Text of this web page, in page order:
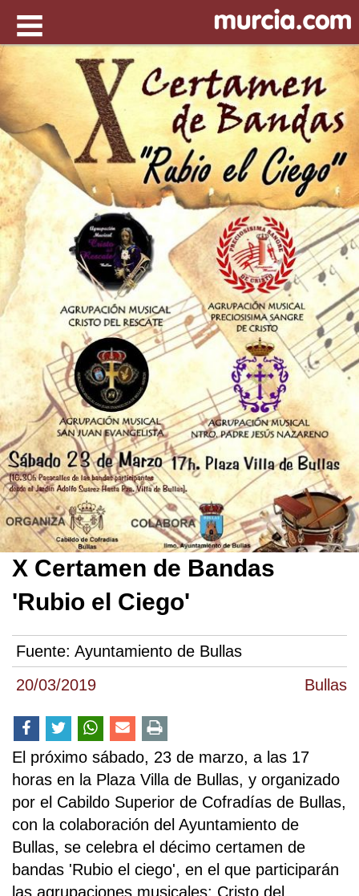
20/03/2019 Bullas
X Certamen de Bandas
'Rubio el Ciego'
Fuente: Ayuntamiento de Bullas
El próximo sábado, 23 de marzo, a las 17
horas en la Plaza Villa de Bullas, y organizado
por el Cabildo Superior de Cofradías de Bullas,
con la colaboración del Ayuntamiento de
Bullas, se celebra el décimo certamen de
bandas 'Rubio el ciego', en el que participarán
las agrupaciones musicales: Cristo del